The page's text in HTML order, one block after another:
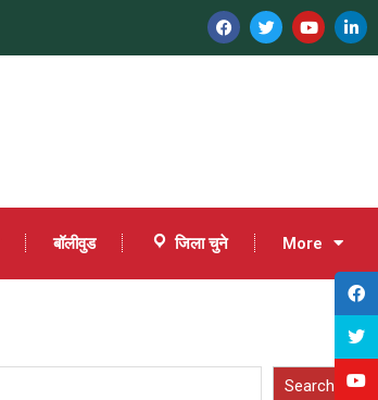
बॉलीवुड जिला चुने More
Search